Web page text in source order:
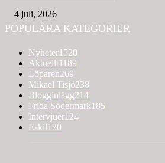
4 juli, 2026
POPULÄRA KATEGORIER
Nyheter1520
Aktuellt1189
Löparen269
Mikael Tisjö238
Blogginlägg214
Frida Södermark185
Intervjuer124
Eskil120